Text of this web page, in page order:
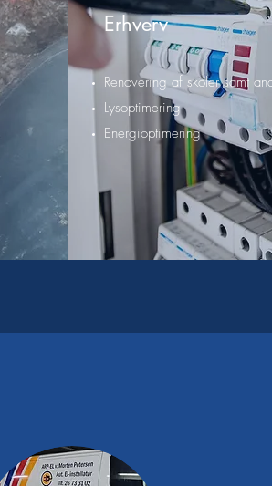
Erhverv
Renovering af skoler samt
Lysoptimering
Energioptimering